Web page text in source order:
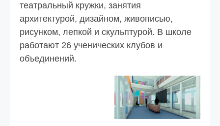
театральный кружки, занятия
архитектурой, дизайном, живописью,
рисунком, лепкой и скульптурой. В школе
работают 26 ученических клубов и
объединений.